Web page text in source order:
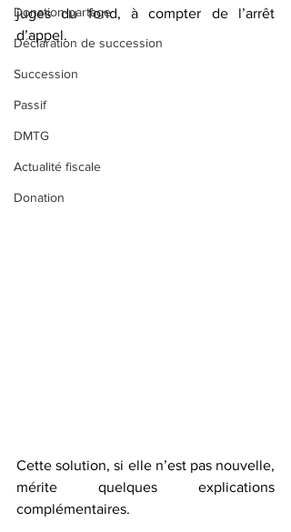
Donation-partage
Déclaration de succession
Succession
Passif
DMTG
Actualité fiscale
Donation
juges du fond, à compter de l’arrêt
d’appel.
Cette solution, si elle n’est pas nouvelle,
mérite quelques explications
complémentaires.